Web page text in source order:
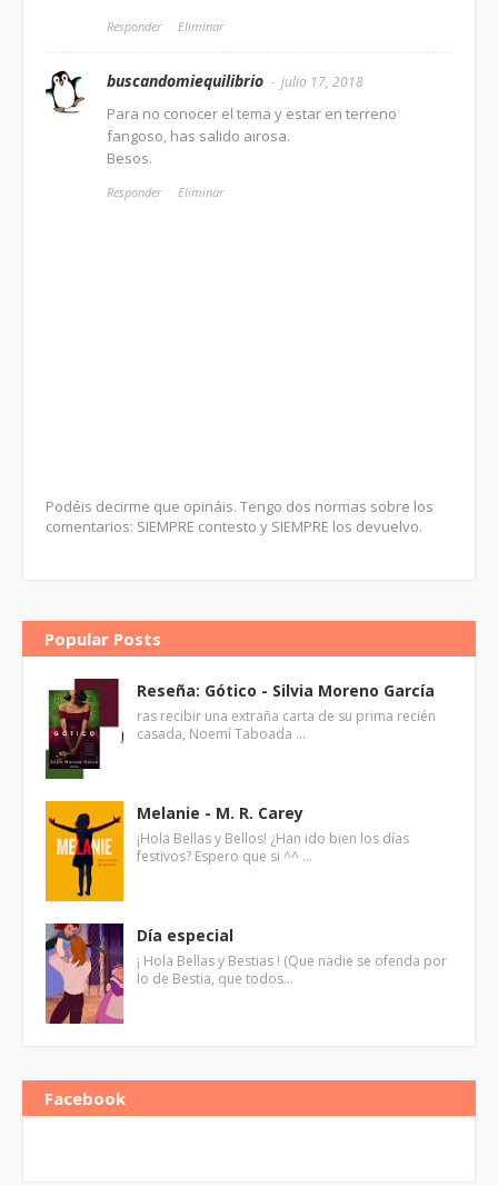
Responder Eliminar
buscandomiequilibrio julio 17, 2018
Para no conocer el tema y estar en terreno
fangoso, has salido airosa.
Besos.
Responder Eliminar
Podéis decirme que opináis. Tengo dos normas sobre los
comentarios: SIEMPRE contesto y SIEMPRE los devuelvo.
Popular Posts
Reseña: Gótico - Silvia Moreno García
ras recibir una extraña carta de su prima recién
casada, Noemí Taboada …
Melanie - M. R. Carey
¡Hola Bellas y Bellos! ¿Han ido bien los días
festivos? Espero que si ^^ …
Día especial
¡ Hola Bellas y Bestias ! (Que nadie se ofenda por
lo de Bestia, que todos…
Facebook